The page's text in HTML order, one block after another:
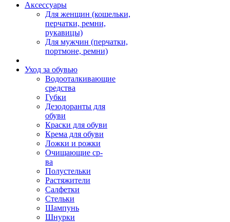
Аксессуары
Для женщин (кошельки,
перчатки, ремни,
рукавицы)
Для мужчин (перчатки,
портмоне, ремни)
Уход за обувью
Водооталкивающие
средства
Губки
Дезодоранты для
обуви
Краски для обуви
Крема для обуви
Ложки и рожки
Очищающие ср-
ва
Полустельки
Растяжители
Салфетки
Стельки
Шампунь
Шнурки